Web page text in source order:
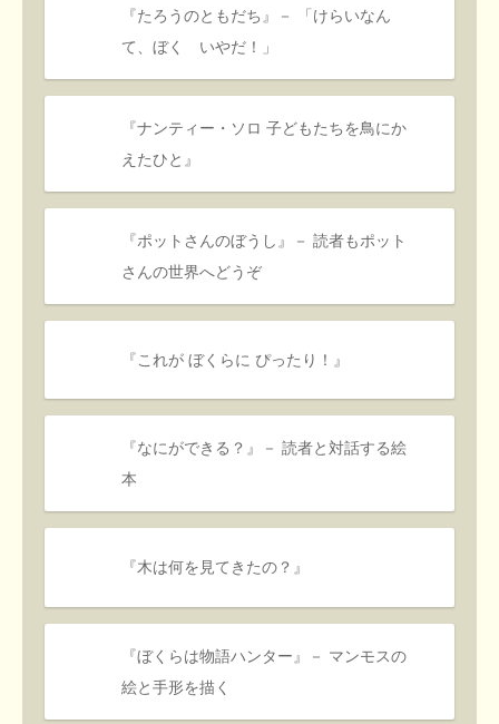
『たろうのともだち』－ 「けらいなん
て、ぼく いやだ！」
『ナンティー・ソロ 子どもたちを鳥にか
えたひと』
『ポットさんのぼうし』－ 読者もポット
さんの世界へどうぞ
『これが ぼくらに ぴったり！』
『なにができる？』－ 読者と対話する絵
本
『木は何を見てきたの？』
『ぼくらは物語ハンター』－ マンモスの
絵と手形を描く